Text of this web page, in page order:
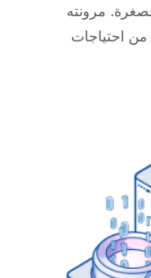
مرونته
احتياجات